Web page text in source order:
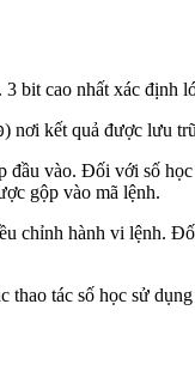
bit cao nhất xác định
) nơi kết quả được lưu
đầu vào. Đối với số
gộp vào mã lệnh.
chỉnh hành vi lệnh.
thao tác số học sử